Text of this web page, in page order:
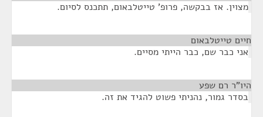
מצוין. אז בבקשה, פרופ' טייטלבאום, תתכנס לסיום.
חיים טייטלבאום
אני כבר שם, כבר הייתי מסיים.
היו"ר רם שפע
בסדר גמור, נהניתי פשוט להגיד את זה.